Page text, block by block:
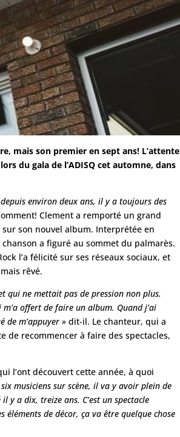
mais son premier en sept ans! L’attente
du gala de l’ADISQ cet automne, dans
environ deux ans, il y a toujours des
Clement a remporté un grand
son nouvel album. Interprétée en
a figuré au sommet du palmarès.
l’a félicité sur ses réseaux sociaux, et
rêvé.
qui ne mettait pas de pression non plus.
offert de faire un album. Quand j’ai
de m’appuyer » dit-il. Le chanteur, qui a
de recommencer à faire des spectacles,
l’ont découvert cette année, à quoi
musiciens sur scène, il va y avoir plein de
y a dix, treize ans. C’est un spectacle
éléments de décor, ça va être quelque chose